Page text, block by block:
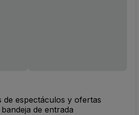
de espectáculos y ofertas
de entrada